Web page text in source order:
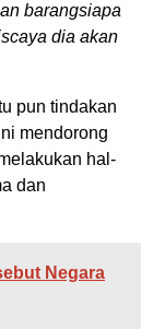
barangsiapa
dia akan
pun tindakan
mendorong
hal-
dan
Negara